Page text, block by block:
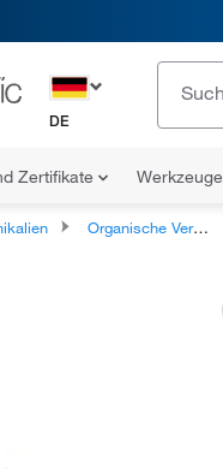
DE
Zertifikate Werkzeuge
Organische Verbindungen